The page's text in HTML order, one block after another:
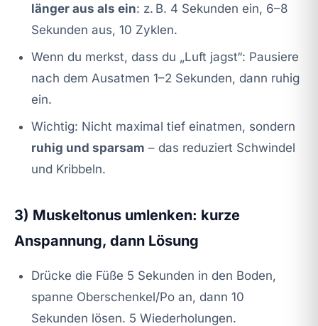
länger aus als ein: z. B. 4 Sekunden ein, 6–8
Sekunden aus, 10 Zyklen.
Wenn du merkst, dass du „Luft jagst“: Pausiere
nach dem Ausatmen 1–2 Sekunden, dann ruhig
ein.
Wichtig: Nicht maximal tief einatmen, sondern
ruhig und sparsam – das reduziert Schwindel
und Kribbeln.
3) Muskeltonus umlenken: kurze
Anspannung, dann Lösung
Drücke die Füße 5 Sekunden in den Boden,
spanne Oberschenkel/Po an, dann 10
Sekunden lösen. 5 Wiederholungen.